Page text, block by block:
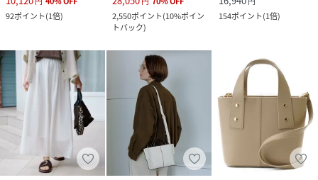
92ポイント(1倍)
2,550ポイント(10%ポイン
トバック)
154ポイント(1倍)